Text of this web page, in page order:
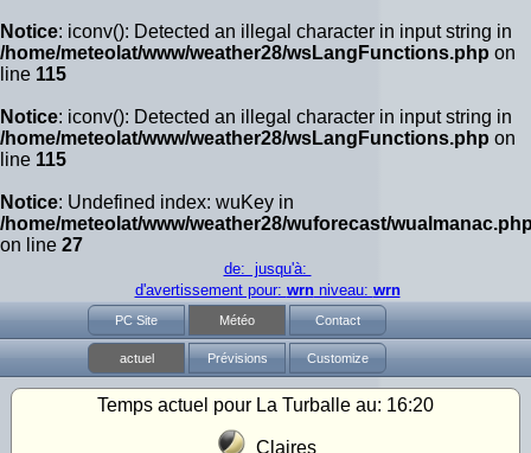
Notice: iconv(): Detected an illegal character in input string in
/home/meteolat/www/weather28/wsLangFunctions.php on
line 115
Notice: iconv(): Detected an illegal character in input string in
/home/meteolat/www/weather28/wsLangFunctions.php on
line 115
Notice: Undefined index: wuKey in
/home/meteolat/www/weather28/wuforecast/
on line 27
de: jusqu'à:
d'avertissement pour: wrnniveau: wrn
PC Site Météo Contact
actuel Prévisions Customize
Temps actuel pour La Turballe au: 16:20
Claires